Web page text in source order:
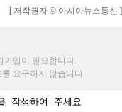
[ 저작권자 © 아시아뉴스통신 ]
가입이 필요합니다.
요구하지 않습니다.